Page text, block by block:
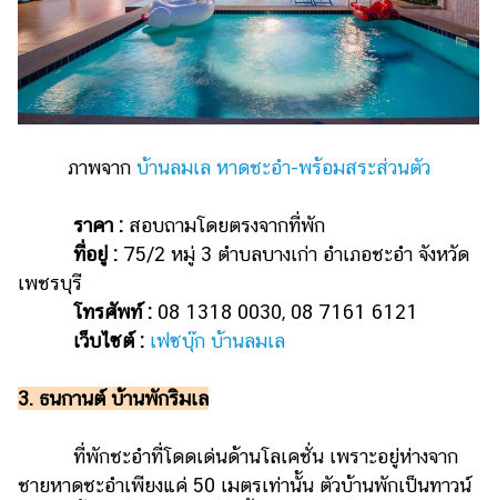
ภาพจาก บ้านลมเล หาดชะอำ-พร้อมสระส่วนตัว
ราคา : สอบถามโดยตรงจากที่พัก
ที่อยู่ : 75/2 หมู่ 3 ตำบลบางเก่า อำเภอชะอำ จังหวัด
เพชรบุรี
โทรศัพท์ : 08 1318 0030, 08 7161 6121
เว็บไซต์ : เฟซบุ๊ก บ้านลมเล
3. ธนกานต์ บ้านพักริมเล
ที่พักชะอำที่โดดเด่นด้านโลเคชั่น เพราะอยู่ห่างจาก
ชายหาดชะอำเพียงแค่ 50 เมตรเท่านั้น ตัวบ้านพักเป็นทาวน์